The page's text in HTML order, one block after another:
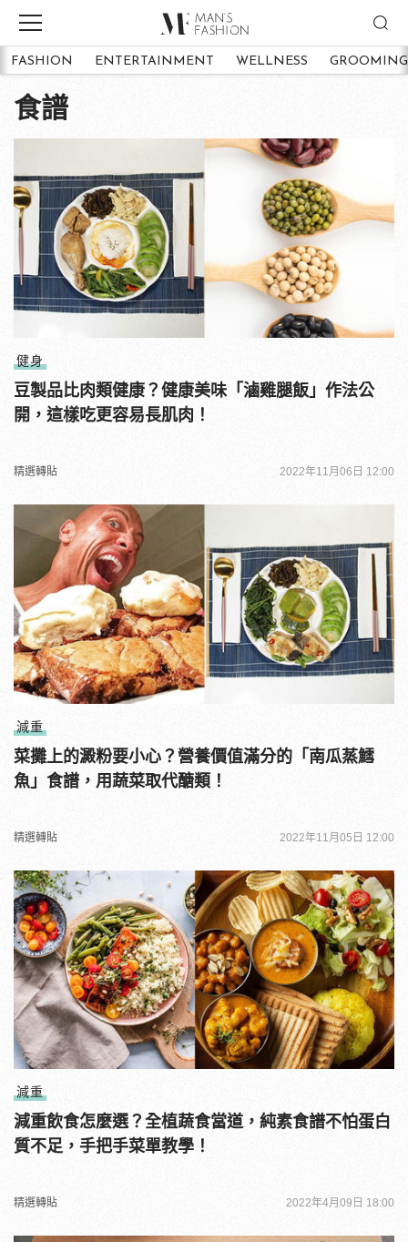
FASHION ENTERTAINMENT WELLNESS GROOMING
食譜
健身
豆製品比肉類健康？健康美味「滷雞腿飯」作法公
開，這樣吃更容易長肌肉！
精選轉貼 2022年11月06日 12:00
減重
菜攤上的澱粉要小心？營養價值滿分的「南瓜蒸鱈
魚」食譜，用蔬菜取代醣類！
精選轉貼 2022年11月05日 12:00
減重
減重飲食怎麼選？全植蔬食當道，純素食譜不怕蛋白
質不足，手把手菜單教學！
精選轉貼 2022年4月09日 18:00